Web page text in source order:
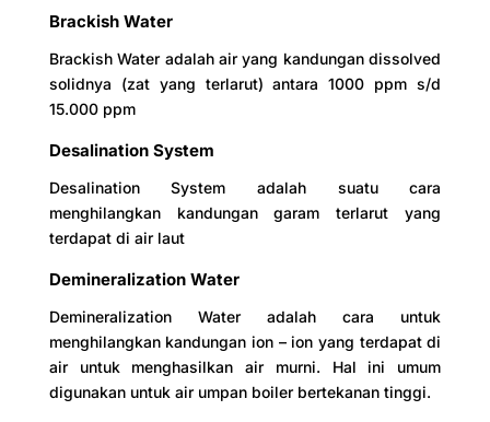
Brackish Water
Brackish Water adalah air yang kandungan dissolved
solidnya (zat yang terlarut) antara 1000 ppm s/d
15.000 ppm
Desalination System
Desalination System adalah suatu cara
menghilangkan kandungan garam terlarut yang
terdapat di air laut
Demineralization Water
Demineralization Water adalah cara untuk
menghilangkan kandungan ion – ion yang terdapat di
air untuk menghasilkan air murni. Hal ini umum
digunakan untuk air umpan boiler bertekanan tinggi.